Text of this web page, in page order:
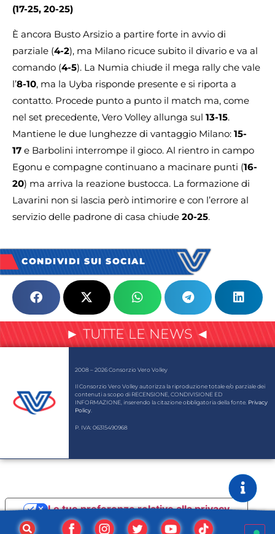
(17-25, 20-25)
È ancora Busto Arsizio a partire forte in avvio di
parziale (4-2), ma Milano ricuce subito il divario e va al
comando (4-5). La Numia chiude il mega rally che vale
l’8-10, ma la Uyba risponde presente e si riporta a
contatto. Procede punto a punto il match ma, come
nel set precedente, Vero Volley allunga sul 13-15.
Mantiene le due lunghezze di vantaggio Milano: 15-
17 e Barbolini interrompe il gioco. Al rientro in campo
Egonu e compagne continuano a macinare punti (16-
20) ma arriva la reazione bustocca. La formazione di
Lavarini non si lascia però intimorire e con l’errore al
servizio delle padrone di casa chiude 20-25.
CONDIVIDI SUI SOCIAL
► TUTTE LE NEWS ◄
2008 – 2026 Consorzio Vero Volley
Il Consorzio Vero Volley autorizza la riproduzione totale e/o parziale dei
contenuti a scopo di RECENSIONE, CONDIVISIONE ED
INFORMAZIONE, inserendo la citazione obbligatoria della fonte. Privacy
Policy
P. IVA: 06315490968
Informativa sulla raccolta
Le tue preferenze relative alla privacy